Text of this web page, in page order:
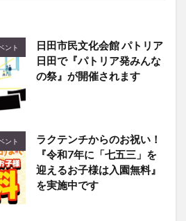
ント
日田市民文化会館 パトリア
日田で『パトリア発みんな
の祭』が開催されます
ント
ラクテンチからのお祝い！
『令和7年に「七五三」を
迎えるお子様は入園無料』
を実施中です